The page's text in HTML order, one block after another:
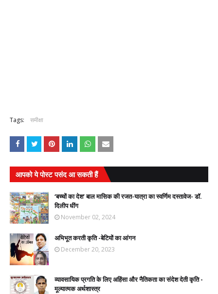
Tags: समीक्षा
आपको ये पोस्ट पसंद आ सकती हैं
‘बच्चों का देश’ बाल मासिक की रजत-यात्रा का स्वर्णिम दस्तावेज- डॉ.
दिलीप धींग
November 02, 2024
अभिभूत करती कृति -बेटियों का आंगन
December 20, 2023
व्यावसायिक प्रगति के लिए अहिंसा और नैतिकता का संदेश देती कृति -
मूल्यात्मक अर्थशास्त्र